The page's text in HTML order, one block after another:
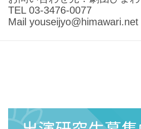
TEL 03-3476-0077
Mail youseijyo@himawari.net